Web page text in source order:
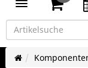
Toggle